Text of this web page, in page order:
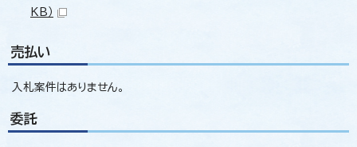
KB）
売払い
入札案件はありません。
委託